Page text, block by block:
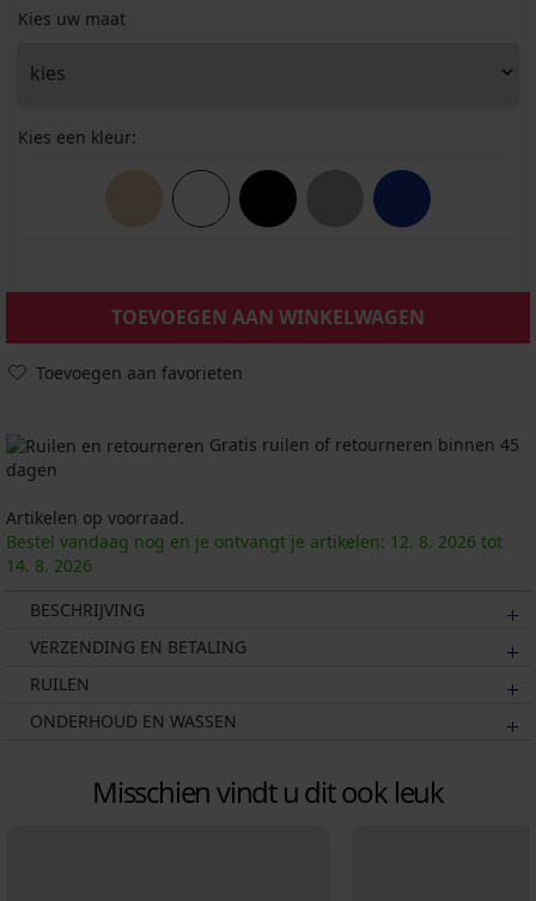
Kies uw maat
Kies een kleur:
TOEVOEGEN AAN WINKELWAGEN
Toevoegen aan favorieten
Gratis ruilen of retourneren binnen 45
dagen
Artikelen op voorraad.
Bestel vandaag nog en je ontvangt je artikelen: 12. 8. 2026 tot
14. 8. 2026
BESCHRIJVING
VERZENDING EN BETALING
RUILEN
ONDERHOUD EN WASSEN
Misschien vindt u dit ook leuk